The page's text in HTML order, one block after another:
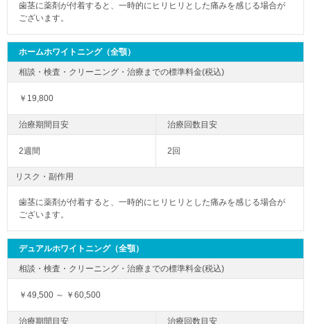
歯茎に薬剤が付着すると、一時的にヒリヒリとした痛みを感じる場合が
ございます。
ホームホワイトニング（全顎）
￥19,800
2週間 2回
リスク・副作用
歯茎に薬剤が付着すると、一時的にヒリヒリとした痛みを感じる場合が
ございます。
デュアルホワイトニング（全顎）
￥49,500 ～ ￥60,500